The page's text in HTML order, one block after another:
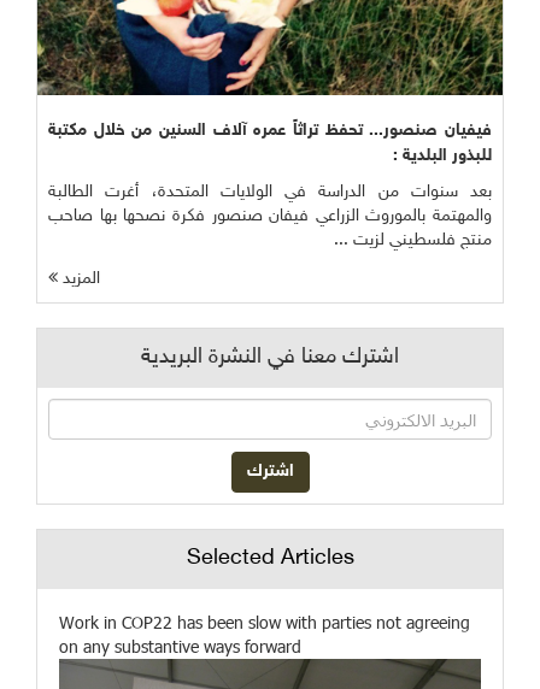
فيفيان صنصور... تحفظ تراثاً عمره آلاف السنين من خلال مكتبة
للبذور البلدية :
بعد سنوات من الدراسة في الولايات المتحدة، أغرت الطالبة
والمهتمة بالموروث الزراعي فيفان صنصور فكرة نصحها بها صاحب
منتج فلسطيني لزيت ...
المزيد
اشترك معنا في النشرة البريدية
Selected Articles
Work in COP22 has been slow with parties not agreeing
on any substantive ways forward